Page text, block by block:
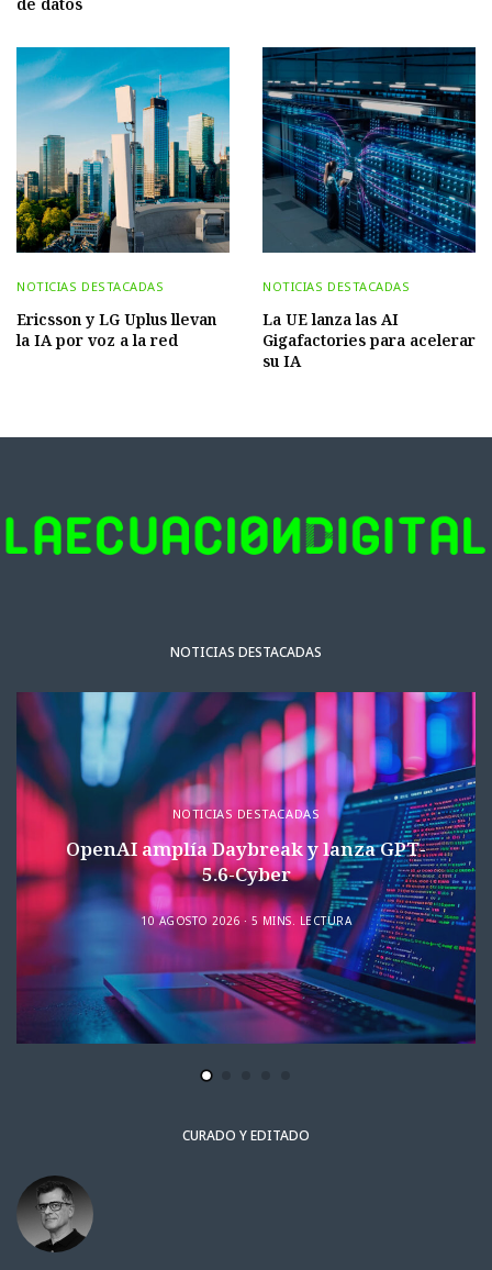
de datos
NOTICIAS DESTACADAS
Ericsson y LG Uplus llevan
la IA por voz a la red
NOTICIAS DESTACADAS
La UE lanza las AI
Gigafactories para acelerar
su IA
NOTICIAS DESTACADAS
NOTICIAS DESTACADAS
OpenAI amplía Daybreak y lanza GPT-
5.6-Cyber
10 AGOSTO 2026 5 MINS. LECTURA
CURADO Y EDITADO